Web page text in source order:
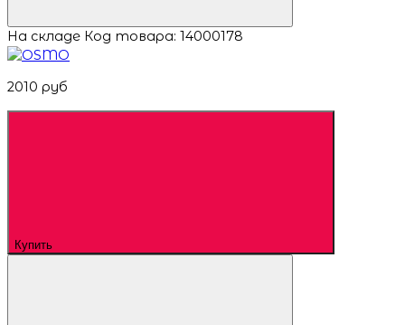
На складе Код товара: 14000178
2010 руб
Купить